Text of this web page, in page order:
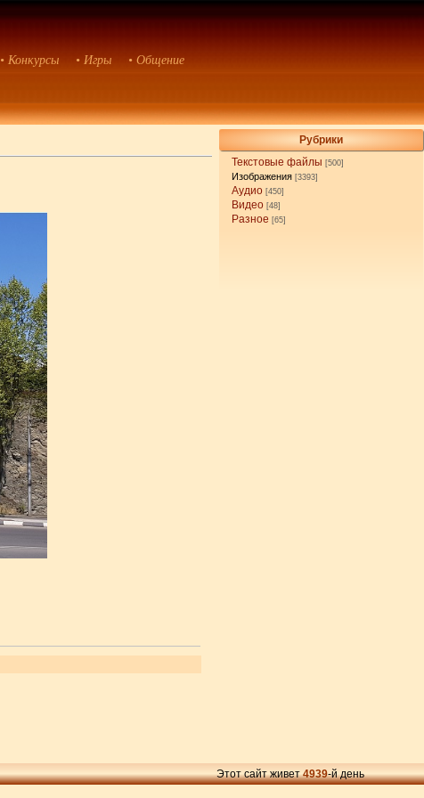
• Конкурсы • Игры • Общение
Рубрики
Текстовые файлы [500]
Изображения [3393]
Аудио [450]
Видео [48]
Разное [65]
Этот сайт живет4939-й день